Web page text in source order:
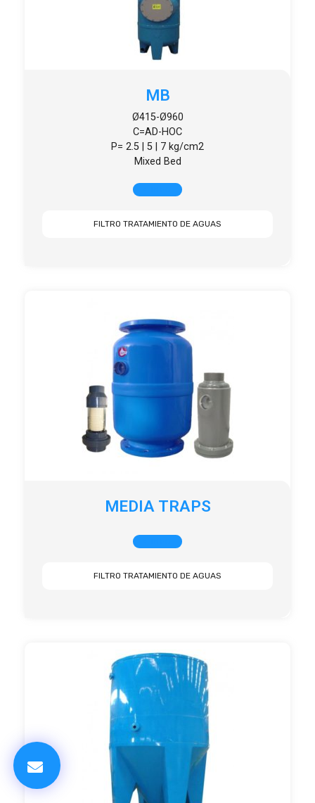
MB
Ø415-Ø960
C=AD-HOC
P= 2.5 | 5 | 7 kg/cm2
Mixed Bed
FILTRO TRATAMIENTO DE AGUAS
MEDIA TRAPS
FILTRO TRATAMIENTO DE AGUAS